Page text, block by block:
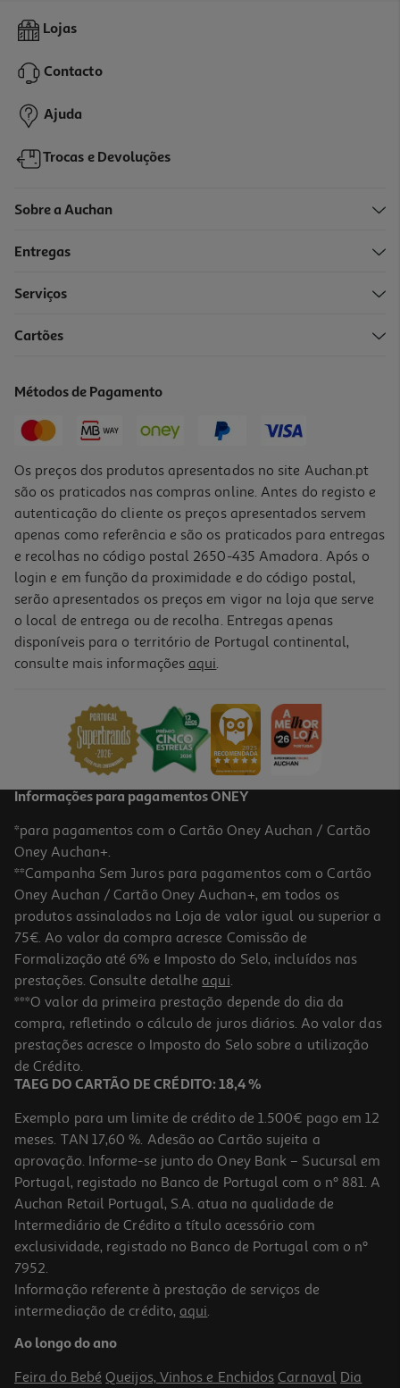
Apple Ipad Air 11" Wifi 128gb Blue
829,99 €
Apple Ipad Air 11'' Wifi M4 512gb Space Grey
1.209,99 €
Apple Ipad Air 11"wifi M4 128gb Space Grey
829.99 €/un
829,99 €
Apple Ipad Air 11" Wi-Fi M4 256gb Blue
969.99 €/un
969,99 €
Lojas
Contacto
Ajuda
Trocas e Devoluções
Sobre a Auchan
Entregas
Serviços
Cartões
Métodos de Pagamento
Os preços dos produtos apresentados no site Auchan.pt
são os praticados nas compras online. Antes do registo e
autenticação do cliente os preços apresentados servem
apenas como referência e são os praticados para entregas
e recolhas no código postal 2650-435 Amadora. Após o
login e em função da proximidade e do código postal,
serão apresentados os preços em vigor na loja que serve
o local de entrega ou de recolha. Entregas apenas
disponíveis para o território de Portugal continental,
consulte mais informações aqui.
Informações para pagamentos ONEY
*para pagamentos com o Cartão Oney Auchan / Cartão
Oney Auchan+.
**Campanha Sem Juros para pagamentos com o Cartão
Oney Auchan / Cartão Oney Auchan+, em todos os
produtos assinalados na Loja de valor igual ou superior a
75€. Ao valor da compra acresce Comissão de
Formalização até 6% e Imposto do Selo, incluídos nas
prestações. Consulte detalhe aqui.
***O valor da primeira prestação depende do dia da
compra, refletindo o cálculo de juros diários. Ao valor das
prestações acresce o Imposto do Selo sobre a utilização
de Crédito.
TAEG DO CARTÃO DE CRÉDITO: 18,4 %
Exemplo para um limite de crédito de 1.500€ pago em 12
meses. TAN 17,60 %. Adesão ao Cartão sujeita a
aprovação. Informe-se junto do Oney Bank – Sucursal em
Portugal, registado no Banco de Portugal com o nº 881. A
Auchan Retail Portugal, S.A. atua na qualidade de
Intermediário de Crédito a título acessório com
exclusividade, registado no Banco de Portugal com o nº
7952.
Informação referente à prestação de serviços de
intermediação de crédito, aqui.
Ao longo do ano
Feira do Bebé Queijos, Vinhos e Enchidos Carnaval Dia